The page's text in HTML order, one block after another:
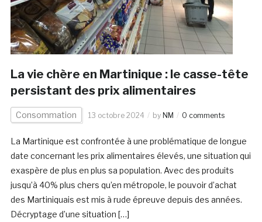
La vie chère en Martinique : le casse-tête
persistant des prix alimentaires
Consommation 13 octobre 2024 by NM 0 comments
La Martinique est confrontée à une problématique de longue
date concernant les prix alimentaires élevés, une situation qui
exaspère de plus en plus sa population. Avec des produits
jusqu’à 40% plus chers qu’en métropole, le pouvoir d’achat
des Martiniquais est mis à rude épreuve depuis des années.
Décryptage d’une situation […]